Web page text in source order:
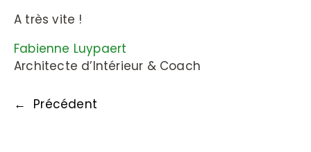
A très vite !
Fabienne Luypaert
Architecte d’Intérieur & Coach
← Précédent